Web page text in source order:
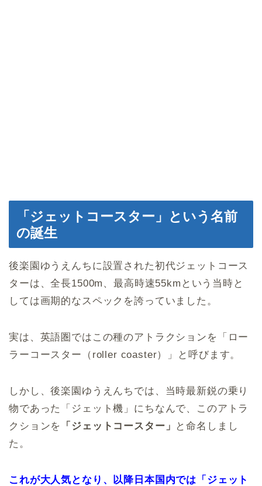
「ジェットコースター」という名前
の誕生
後楽園ゆうえんちに設置された初代ジェットコース
ターは、全長1500m、最高時速55kmという当時と
しては画期的なスペックを誇っていました。
実は、英語圏ではこの種のアトラクションを「ロー
ラーコースター（roller coaster）」と呼びます。
しかし、後楽園ゆうえんちでは、当時最新鋭の乗り
物であった「ジェット機」にちなんで、このアトラ
クションを
「ジェットコースター」
と命名しまし
た。
これが大人気となり、以降日本国内では「ジェット